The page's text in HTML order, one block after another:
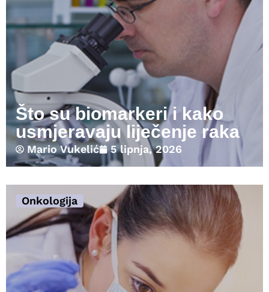
Što su biomarkeri i kako
usmjeravaju liječenje raka
Mario Vukelić 5 lipnja, 2026
Onkologija